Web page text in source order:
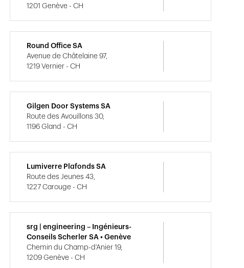
1201 Genève - CH
Round Office SA
Avenue de Châtelaine 97,
1219 Vernier - CH
Gilgen Door Systems SA
Route des Avouillons 30,
1196 Gland - CH
Lumiverre Plafonds SA
Route des Jeunes 43,
1227 Carouge - CH
srg | engineering – Ingénieurs-
Conseils Scherler SA • Genève
Chemin du Champ-d'Anier 19,
1209 Genève - CH